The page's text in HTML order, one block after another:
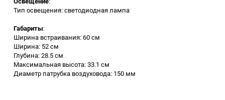
Аккумуляторный
Тип освещения: светодиодная лампа
Габариты:
Ширина встраивания: 60 см
Ширина: 52 см
Глубина: 28.5 см
Максимальная высота: 33.1 см
Диаметр патрубка воздуховода: 150 мм